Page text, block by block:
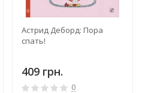
Астрид Деборд: Пора
спать!
409 грн.
0